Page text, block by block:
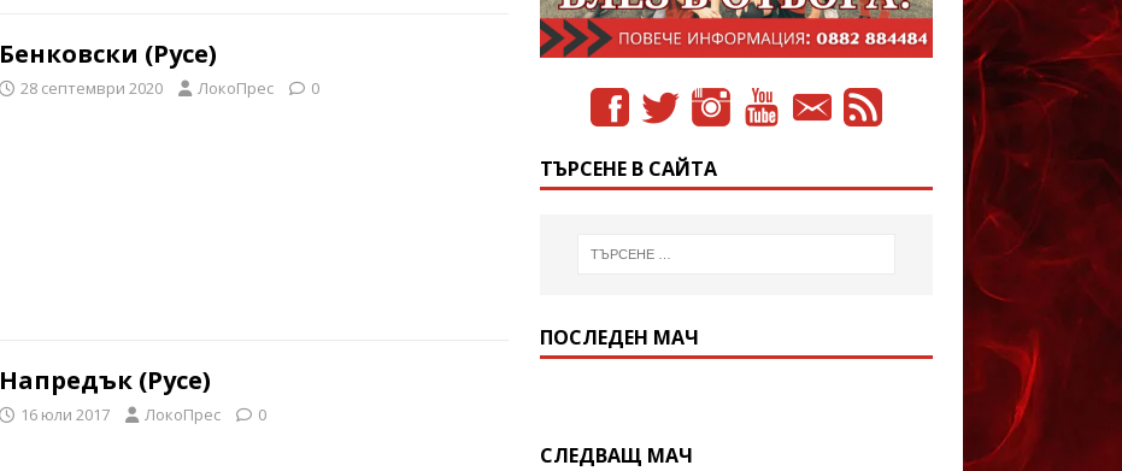
Бенковски (Русе)
28 септември 2020 ЛокоПрес 0
Напредък (Русе)
16 юли 2017 ЛокоПрес 0
ТЪРСЕНЕ В САЙТА
ПОСЛЕДЕН МАЧ
СЛЕДВАЩ МАЧ